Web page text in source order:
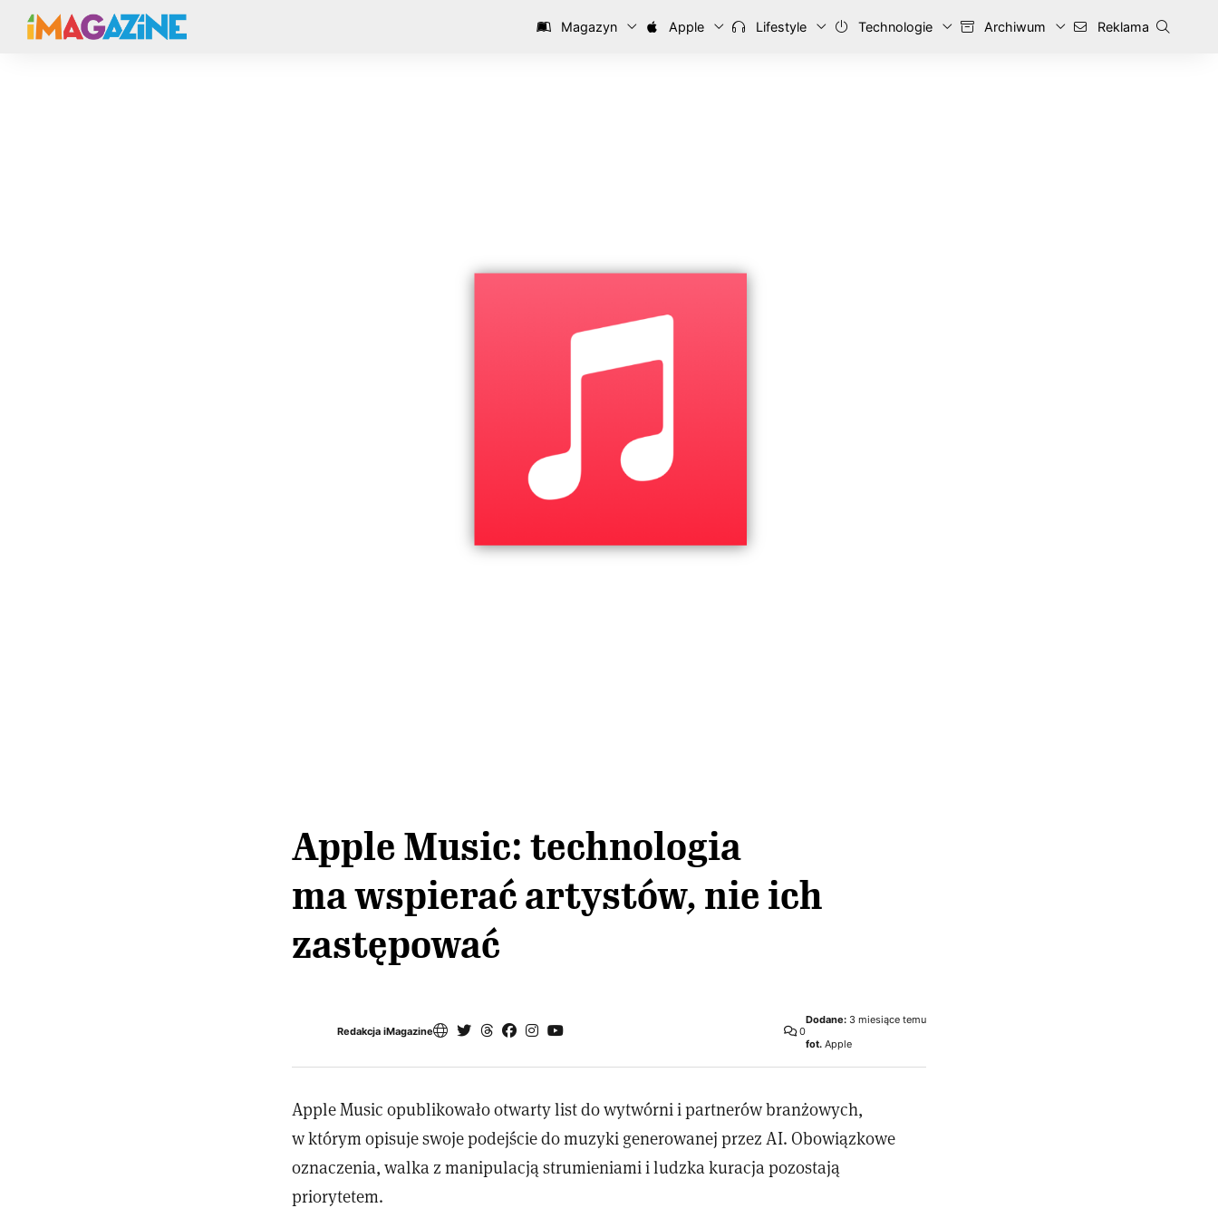
Magazyn Apple Lifestyle Technologie Archiwum Reklama
Apple Music: technologia
ma wspierać artystów, nie ich
zastępować
Redakcja iMagazine 0
Dodane: 3 miesiące temu
fot. Apple
Apple Music opublikowało otwarty list do wytwórni i partnerów branżowych,
w którym opisuje swoje podejście do muzyki generowanej przez AI. Obowiązkowe
oznaczenia, walka z manipulacją strumieniami i ludzka kuracja pozostają
priorytetem.